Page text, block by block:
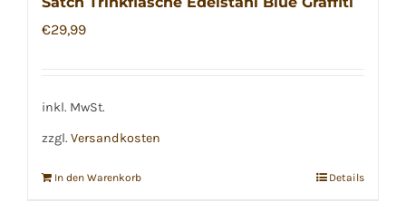
€29,99
inkl. MwSt.
zzgl. Versandkosten
In den Warenkorb Details